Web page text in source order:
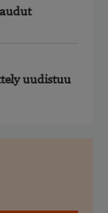
uudistuu